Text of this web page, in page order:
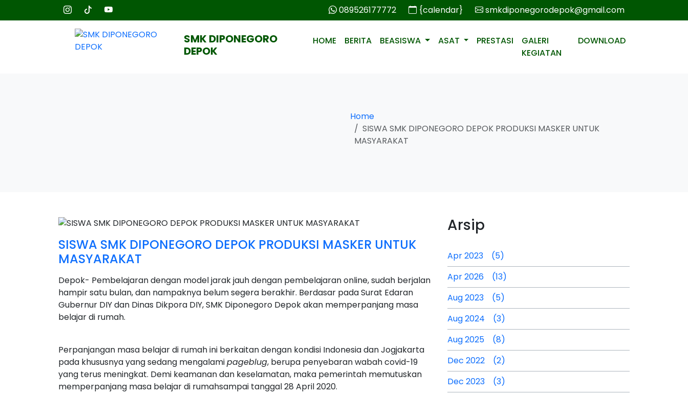
089526177772 {calendar} smkdiponegorodepok@gmail.com
SMK DIPONEGORO
DEPOK
HOME BERITA BEASISWA ASAT PRESTASI
GALERI
KEGIATAN
DOWNLOAD
Home
SISWA SMK DIPONEGORO DEPOK PRODUKSI MASKER UNTUK
MASYARAKAT
SISWA SMK DIPONEGORO DEPOK PRODUKSI MASKER UNTUK
MASYARAKAT
Depok- Pembelajaran dengan model jarak jauh dengan pembelajaran online, sudah berjalan
hampir satu bulan, dan nampaknya belum segera berakhir. Berdasar pada Surat Edaran
Gubernur DIY dan Dinas Dikpora DIY, SMK Diponegoro Depok akan memperpanjang masa
belajar di rumah.
Perpanjangan masa belajar di rumah ini berkaitan dengan kondisi Indonesia dan Jogjakarta
pada khususnya yang sedang mengalamipageblug, berupa penyebaran wabah covid-19
yang terus meningkat. Demi keamanan dan keselamatan, maka pemerintah memutuskan
memperpanjang masa belajar di rumahsampai tanggal 28 April 2020.
Arsip
Apr 2023 (5)
Apr 2026 (13)
Aug 2023 (5)
Aug 2024 (3)
Aug 2025 (8)
Dec 2022 (2)
Dec 2023 (3)